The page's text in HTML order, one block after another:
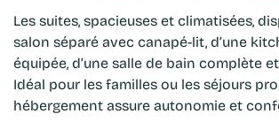
Les suites, spacieuses et climatisées, disposent d’un
salon séparé avec canapé-lit, d’une
équipée, d’une salle de bain complète
Idéal pour les familles ou les séjours
hébergement assure autonomie et